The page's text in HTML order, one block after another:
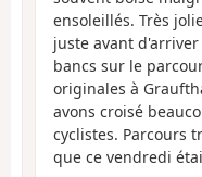
ensoleillés. Très
juste avant
bancs sur le
originales à
avons croisé
cyclistes. Parcours
que ce vendredi